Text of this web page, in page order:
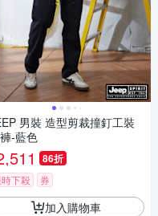
男裝 造型剪裁撞釘工裝
-藍色
86折
下殺 券
加入購物車